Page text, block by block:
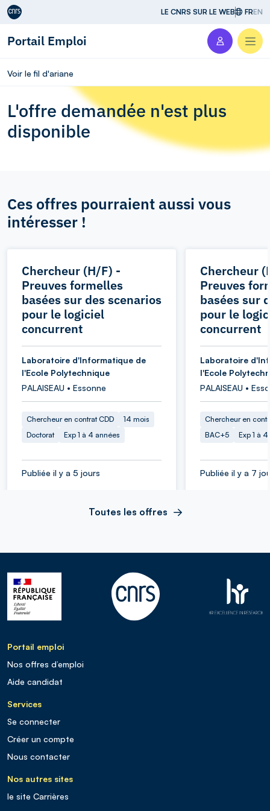
Aller au contenu LE CNRS SUR LE WEB FREN
Portail Emploi
Voir le fil d'ariane
L'offre demandée n'est plus
disponible
Ces offres pourraient aussi vous
intéresser !
Chercheur (H/F) -
Preuves formelles
basées sur des scenarios
pour le logiciel
concurrent
Laboratoire d'Informatique de
l'Ecole Polytechnique
PALAISEAU • Essonne
Chercheur en contrat CDD
14 mois
Doctorat
Exp 1 à 4 années
Publiée il y a 5 jours
Chercheur
Preuves
basées sur
pour le
concurrent
Laboratoire
l'Ecole
PALAISEAU •
Chercheur en
BAC+5
Exp 1 à
Publiée il y a 7
Toutes les offres
Portail emploi
Nos offres d’emploi
Aide candidat
Services
Se connecter
Créer un compte
Nous contacter
Nos autres sites
le site Carrières